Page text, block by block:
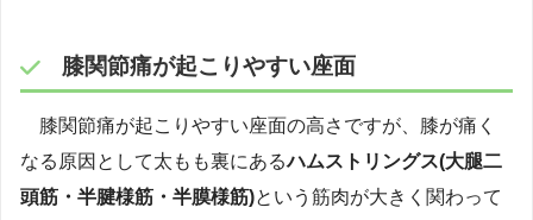
膝関節痛が起こりやすい座面
膝関節痛が起こりやすい座面の高さですが、膝が痛く
なる原因として太もも裏にあるハムストリングス(大腿二
頭筋・半腱様筋・半膜様筋)という筋肉が大きく関わって